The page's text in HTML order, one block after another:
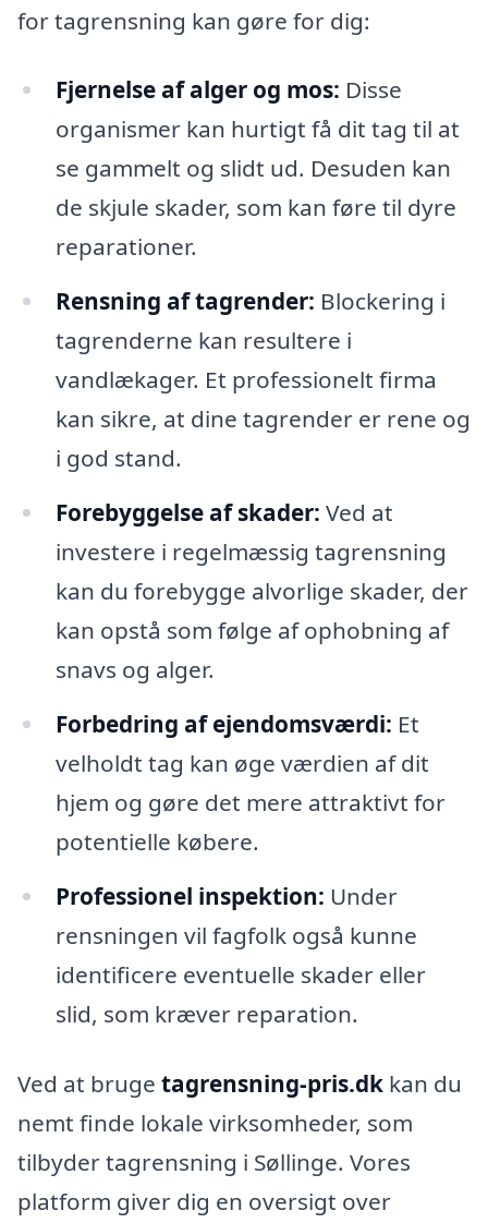
for tagrensning kan gøre for dig:
Fjernelse af alger og mos: Disse
organismer kan hurtigt få dit tag til at
se gammelt og slidt ud. Desuden kan
de skjule skader, som kan føre til dyre
reparationer.
Rensning af tagrender: Blockering i
tagrenderne kan resultere i
vandlækager. Et professionelt firma
kan sikre, at dine tagrender er rene og
i god stand.
Forebyggelse af skader: Ved at
investere i regelmæssig tagrensning
kan du forebygge alvorlige skader, der
kan opstå som følge af ophobning af
snavs og alger.
Forbedring af ejendomsværdi: Et
velholdt tag kan øge værdien af dit
hjem og gøre det mere attraktivt for
potentielle købere.
Professionel inspektion: Under
rensningen vil fagfolk også kunne
identificere eventuelle skader eller
slid, som kræver reparation.
Ved at bruge tagrensning-pris.dk kan du
nemt finde lokale virksomheder, som
tilbyder tagrensning i Søllinge. Vores
platform giver dig en oversigt over